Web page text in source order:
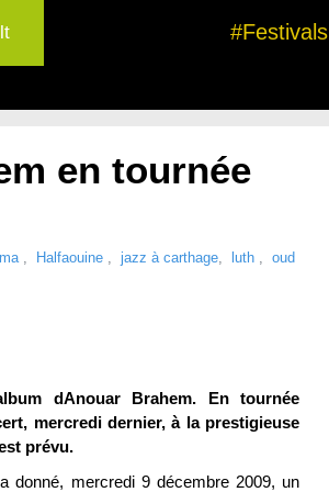
#Festivals
en tournée
, Halfaouine , jazz à carthage, luth , oud
dAnouar Brahem. En tournée
mercredi dernier, à la prestigieuse
prévu.
donné, mercredi 9 décembre 2009, un